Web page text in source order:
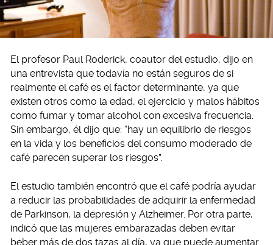
El profesor Paul Roderick, coautor del estudio, dijo en
una entrevista que todavía no están seguros de si
realmente el café es el factor determinante, ya que
existen otros como la edad, el ejercicio y malos hábitos
como fumar y tomar alcohol con excesiva frecuencia.
Sin embargo, él dijo que: “hay un equilibrio de riesgos
en la vida y los beneficios del consumo moderado de
café parecen superar los riesgos”.
El estudio también encontró que el café podría ayudar
a reducir las probabilidades de adquirir la enfermedad
de Parkinson, la depresión y Alzheimer. Por otra parte,
indicó que las mujeres embarazadas deben evitar
beber más de dos tazas al día, ya que puede aumentar